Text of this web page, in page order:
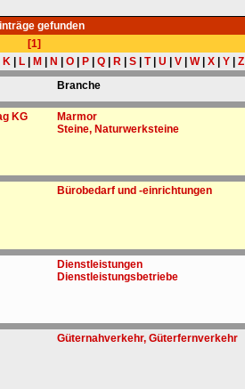
gefunden
[1]
K| L| M N O| P| Q| R| S| T| U V| W| X| Y| Z
Branche
KG
Marmor
Steine, Naturwerksteine
Bürobedarf und -einrichtungen
Dienstleistungen
Dienstleistungsbetriebe
Güternahverkehr, Güterfernverkehr